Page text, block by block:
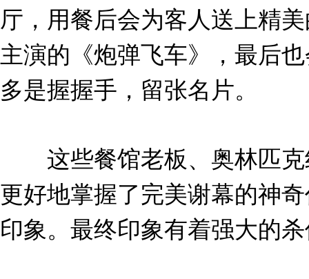
厅，用餐后会为客人送上精
主演的《炮弹飞车》，最后
多是握握手，留张名片。
这些餐馆老板、奥林匹克
更好地掌握了完美谢幕的神
印象。最终印象有着强大的